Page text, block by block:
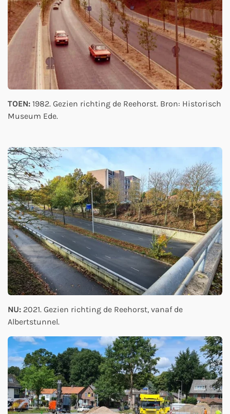
TOEN: 1982. Gezien richting de Reehorst. Bron: Historisch
Museum Ede.
NU: 2021. Gezien richting de Reehorst, vanaf de
Albertstunnel.